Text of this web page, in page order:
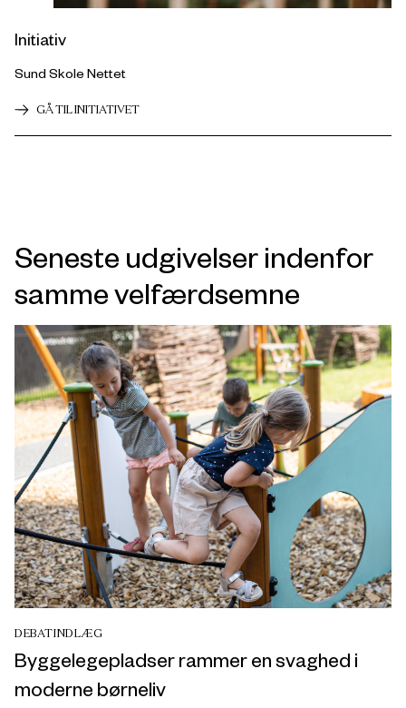
Initiativ
Sund Skole Nettet
GÅ TIL INITIATIVET
Seneste udgivelser indenfor
samme velfærdsemne
DEBATINDLÆG
Byggelegepladser rammer en svaghed i
moderne børneliv